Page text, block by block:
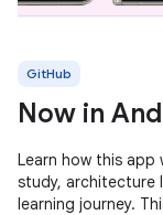
GitHub
Now in
Learn how this app
study, architecture
learning journey.